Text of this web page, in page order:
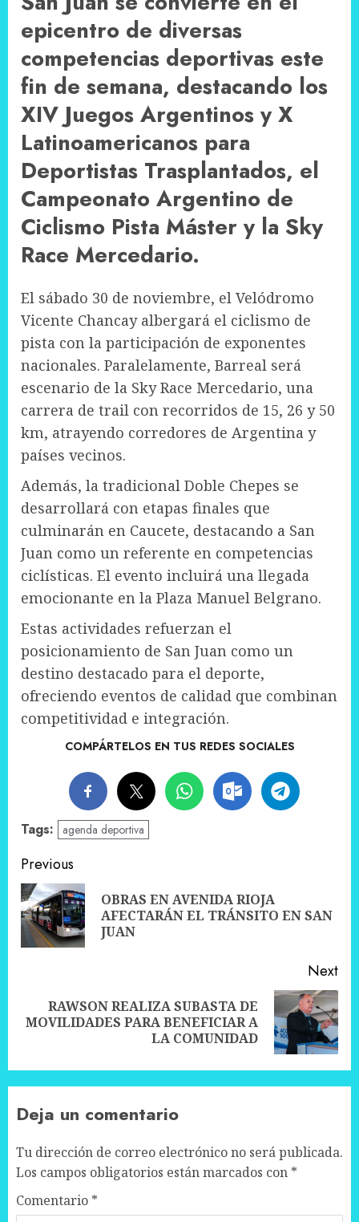
epicentro de diversas
competencias deportivas este
fin de semana, destacando los
XIV Juegos Argentinos y X
Latinoamericanos para
Deportistas Trasplantados, el
Campeonato Argentino de
Ciclismo Pista Máster y la Sky
Race Mercedario.
El sábado 30 de noviembre, el Velódromo
Vicente Chancay albergará el ciclismo de
pista con la participación de exponentes
nacionales. Paralelamente, Barreal será
escenario de la Sky Race Mercedario, una
carrera de trail con recorridos de 15, 26 y 50
km, atrayendo corredores de Argentina y
países vecinos.
Además, la tradicional Doble Chepes se
desarrollará con etapas finales que
culminarán en Caucete, destacando a San
Juan como un referente en competencias
ciclísticas. El evento incluirá una llegada
emocionante en la Plaza Manuel Belgrano.
Estas actividades refuerzan el
posicionamiento de San Juan como un
destino destacado para el deporte,
ofreciendo eventos de calidad que combinan
competitividad e integración.
COMPÁRTELOS EN TUS REDES SOCIALES
Tags: agenda deportiva
Post
navigation
Previous
OBRAS EN AVENIDA RIOJA
AFECTARÁN EL TRÁNSITO EN SAN
JUAN
Next
Next
RAWSON REALIZA SUBASTA DE
MOVILIDADES PARA BENEFICIAR A
LA COMUNIDAD
Deja un comentario
Tu dirección de correo electrónico no será publicada.
Los campos obligatorios están marcados con *
Comentario *